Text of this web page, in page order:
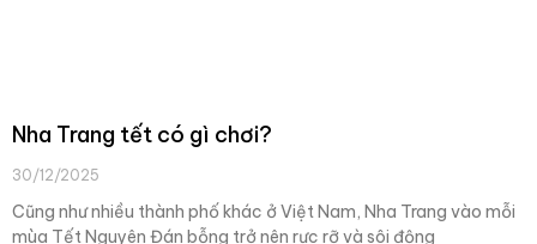
Nha Trang tết có gì chơi?
30/12/2025
Cũng như nhiều thành phố khác ở Việt Nam, Nha Trang vào mỗi
mùa Tết Nguyên Đán bỗng trở nên rực rỡ và sôi động